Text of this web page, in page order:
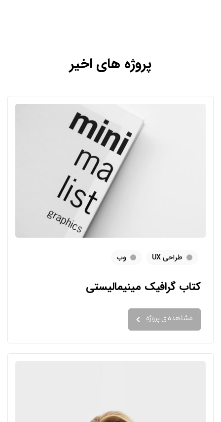
پروژه های اخیر
طراحی UX وب
کتاب گرافیک مینیمالیستی
مشاهده ی پروژه